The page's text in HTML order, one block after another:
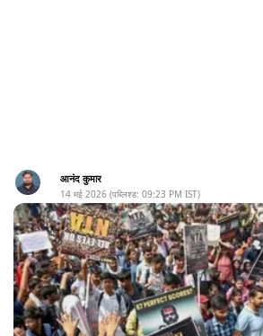
आनंद कुमार
14 मई 2026 (पब्लिश्ड: 09:23 PM IST)